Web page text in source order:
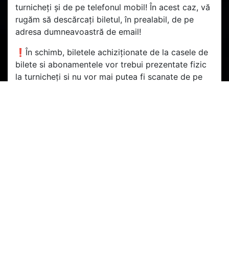
turnicheți și de pe telefonul mobil! În acest caz, vă
rugăm să descărcați biletul, în prealabil, de pe
adresa dumneavoastră de email!
❗În schimb, biletele achiziționate de la casele de
bilete si abonamentele vor trebui prezentate fizic
la turnicheți si nu vor mai putea fi scanate de pe